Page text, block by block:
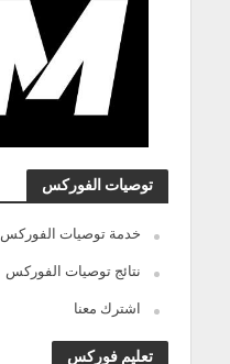
توصيات الفوركس
خدمة توصيات الفوركس
نتائج توصيات الفوركس
اشترك معنا
تعليم فوركس